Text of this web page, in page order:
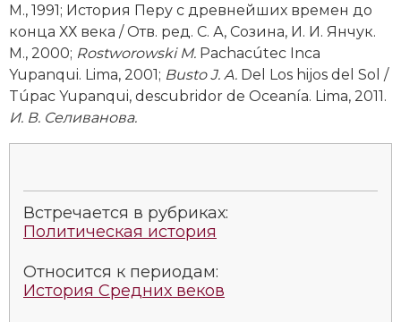
Северная Америка
Социально-экономическая история
Специальные исторические дисциплины
М., 1991; История Перу с древнейших времен до
конца ХХ века / Отв. ред. С. А, Созина, И. И. Янчук.
М., 2000; Rostworowski M. Pachacútec Inca
Yupanqui. Lima, 2001; Busto J. A. Del Los hijos del Sol /
Túpac Yupanqui, descubridor de Oceanía. Lima, 2011.
И. В. Селиванова.
Встречается в рубриках:
Политическая история
Относится к периодам:
История Средних веков